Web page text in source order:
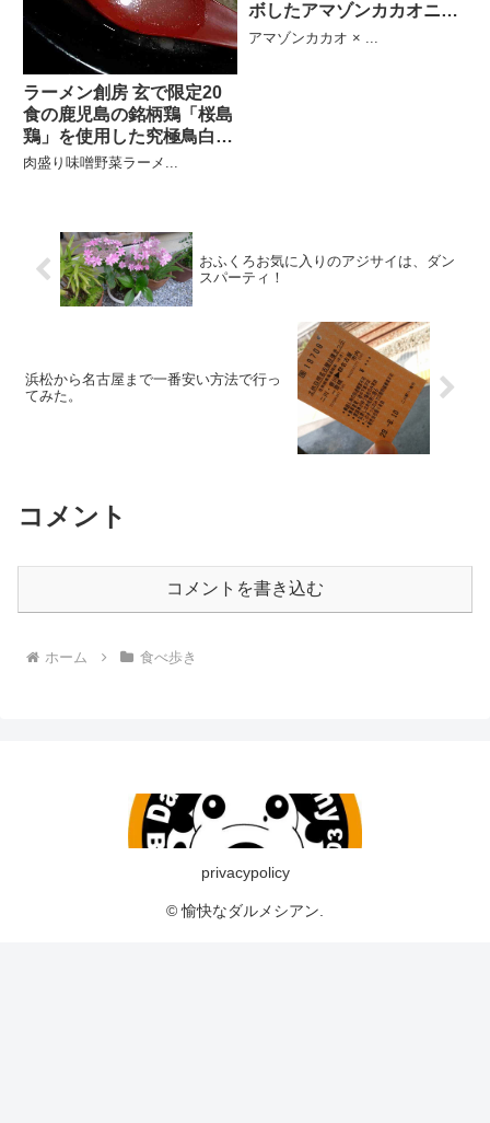
ラーメン創房 玄で限定20
食の鹿児島の銘柄鶏「桜島
鶏」を使用した究極鳥白湯
そば
肉盛り味噌野菜ラーメ...
ボしたアマゾンカカオニブ
パイ
アマゾンカカオ × ...
おふくろお気に入りのアジサイは、ダン
スパーティ！
浜松から名古屋まで一番安い方法で行っ
てみた。
コメント
コメントを書き込む
ホーム 食べ歩き
privacypolicy
© 愉快なダルメシアン.